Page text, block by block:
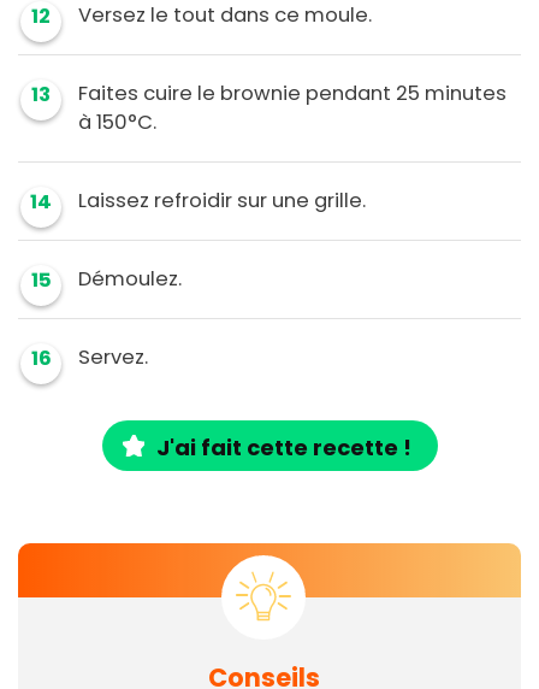
12 Versez le tout dans ce moule.
13
Faites cuire le brownie pendant 25 minutes
à 150°C.
14 Laissez refroidir sur une grille.
15 Démoulez.
16 Servez.
J'ai fait cette recette !
Conseils